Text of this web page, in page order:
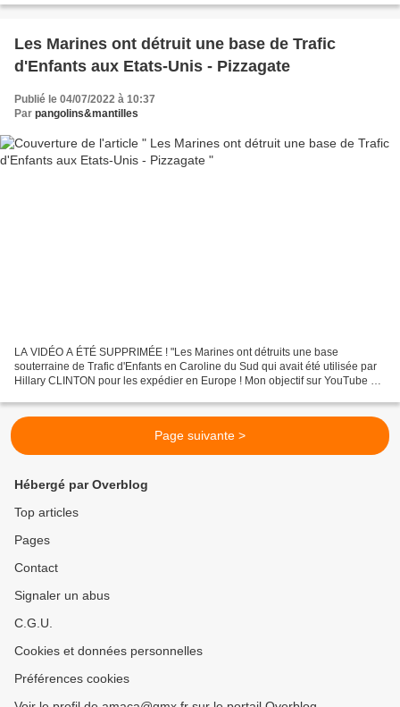
Les Marines ont détruit une base de Trafic
d'Enfants aux Etats-Unis - Pizzagate
Publié le 04/07/2022 à 10:37
Par pangolins&mantilles
LA VIDÉO A ÉTÉ SUPPRIMÉE ! "Les Marines ont détruits une base
souterraine de Trafic d'Enfants en Caroline du Sud qui avait été utilisée par
Hillary CLINTON pour les expédier en Europe ! Mon objectif sur YouTube est
Page suivante >
Hébergé par Overblog
Top articles
Pages
Contact
Signaler un abus
C.G.U.
Cookies et données personnelles
Préférences cookies